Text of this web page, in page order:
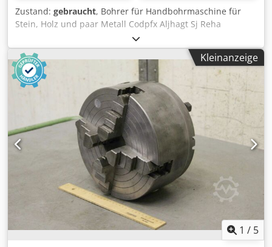
Zustand: gebraucht, Bohrer für Handbohrmaschine für
Stein, Holz und paar Metall Codpfx Aljhagt Sj Reha
Kleinanzeige
1 / 5